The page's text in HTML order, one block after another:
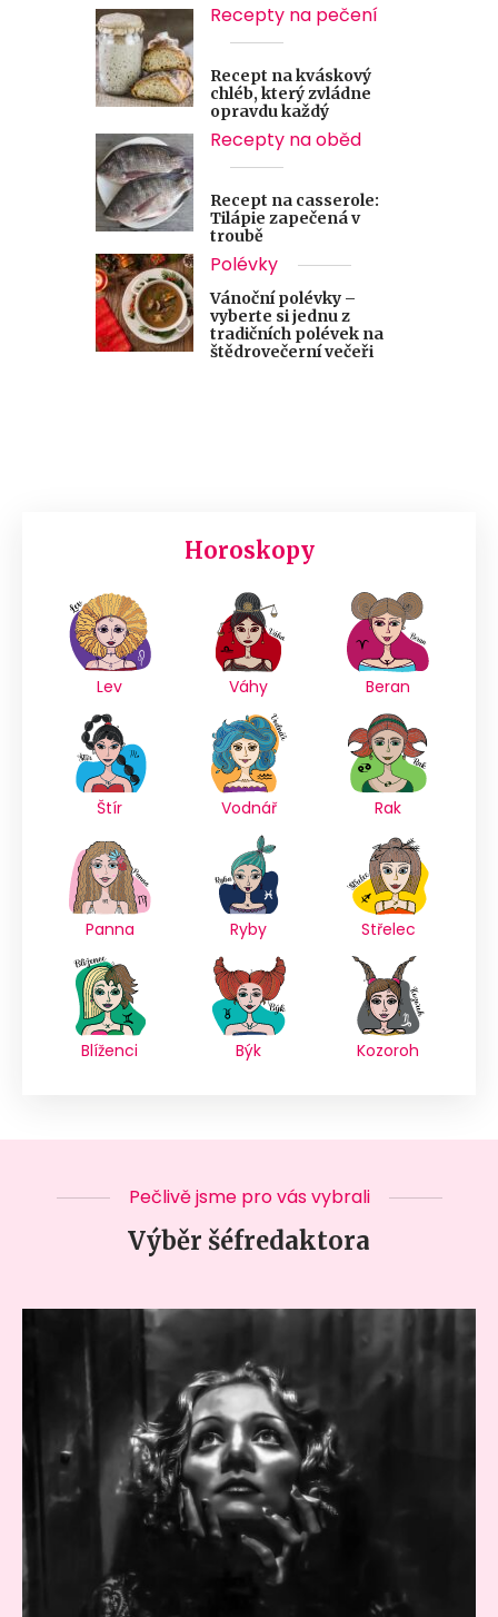
Recepty na pečení
Recept na kváskový
chléb, který zvládne
opravdu každý
Recepty na oběd
Recept na casserole:
Tilápie zapečená v
troubě
Polévky
Vánoční polévky –
vyberte si jednu z
tradičních polévek na
štědrovečerní večeři
Horoskopy
Lev Váhy Beran
Štír Vodnář Rak
Panna Ryby Střelec
Blíženci Býk Kozoroh
Pečlivě jsme pro vás vybrali
Výběr šéfredaktora